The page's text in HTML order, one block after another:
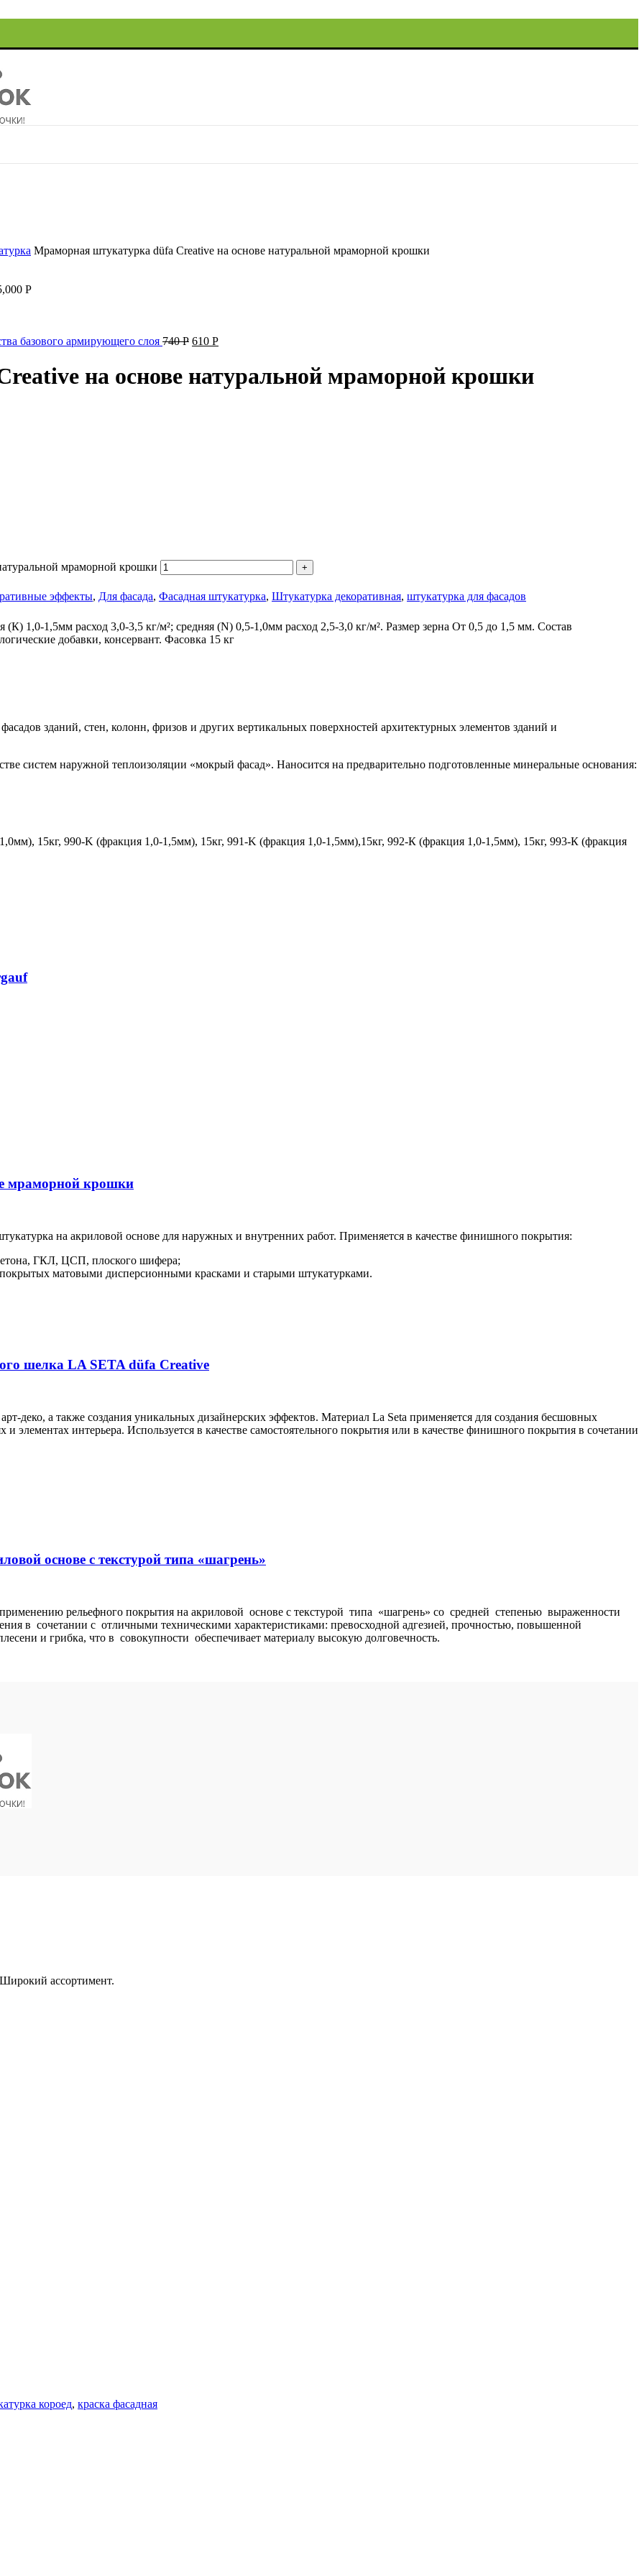
Мраморная штукатурка düfa Creative на основе натуральной мраморной крошки
Р
базового армирующего слоя 740Р 610 Р
на основе натуральной мраморной крошки
мраморной крошки
эффекты, Для фасада, Фасадная штукатурка, Штукатурка декоративная, штукатурка для фасадов
(К) 1,0-1,5мм расход 3,0-3,5 кг/м²; средняя (N) 0,5-1,0мм расход 2,5-3,0 кг/м². Размер зерна От 0,5 до 1,5 мм. Состав
добавки, консервант. Фасовка 15 кг
зданий, стен, колонн, фризов и других вертикальных поверхностей архитектурных элементов зданий и
систем наружной теплоизоляции «мокрый фасад». Наносится на предварительно подготовленные минеральные основания:
15кг, 990-K (фракция 1,0-1,5мм), 15кг, 991-K (фракция 1,0-1,5мм),15кг, 992-К (фракция 1,0-1,5мм), 15кг, 993-К (фракция
мраморной крошки
на акриловой основе для наружных и внутренних работ. Применяется в качестве финишного покрытия:
ГКЛ, ЦСП, плоского шифера;
матовыми дисперсионными красками и старыми штукатурками.
шелка LA SETA düfa Creative
деко, а также создания уникальных дизайнерских эффектов. Материал La Seta применяется для создания бесшовных
элементах интерьера. Используется в качестве самостоятельного покрытия или в качестве финишного покрытия в сочетании
основе с текстурой типа «шагрень»
рельефного покрытия на акриловой основе с текстурой типа «шагрень» cо средней степенью выраженности
в сочетании с отличными техническими характеристиками: превосходной адгезией, прочностью, повышенной
и грибка, что в совокупности обеспечивает материалу высокую долговечность.
ассортимент.
короед, краска фасадная